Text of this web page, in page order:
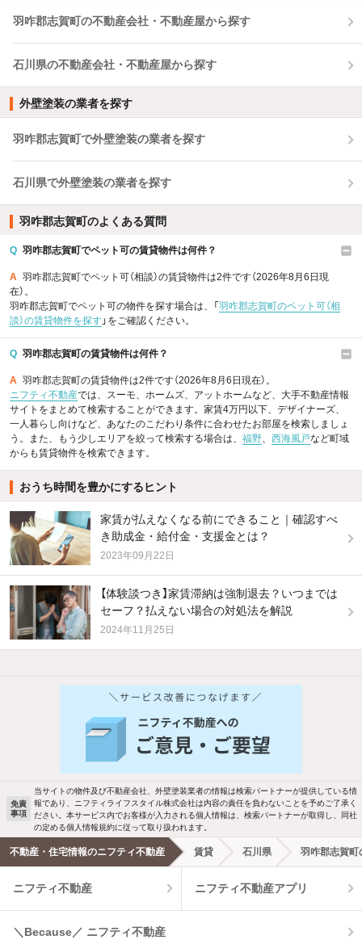
羽咋郡志賀町の不動産会社・不動産屋から探す
石川県の不動産会社・不動産屋から探す
外壁塗装の業者を探す
羽咋郡志賀町で外壁塗装の業者を探す
石川県で外壁塗装の業者を探す
羽咋郡志賀町のよくある質問
Q 羽咋郡志賀町でペット可の賃貸物件は何件？
A 羽咋郡志賀町でペット可（相談）の賃貸物件は2件です（2026年8月6日現
在）。
羽咋郡志賀町でペット可の物件を探す場合は、「 羽咋郡志賀町のペット可（相
談）の賃貸物件を探す 」をご確認ください。
Q 羽咋郡志賀町の賃貸物件は何件？
A 羽咋郡志賀町の賃貸物件は2件です（2026年8月6日現在）。
ニフティ不動産では、スーモ、ホームズ、アットホームなど、大手不動産情報
サイトをまとめて検索することができます。家賃4万円以下、デザイナーズ、
一人暮らし向けなど、あなたのこだわり条件に合わせたお部屋を検索しましょ
う。また、もう少しエリアを絞って検索する場合は、 福野、 西海風戸など町域
からも賃貸物件を検索できます。
おうち時間を豊かにするヒント
家賃が払えなくなる前にできること｜確認すべ
き助成金・給付金・支援金とは？
2023年09月22日
【体験談つき】家賃滞納は強制退去？いつまでは
セーフ？払えない場合の対処法を解説
2024年11月25日
他の人はこんな条件で絞り込んでいます！
バス・トイレ別 2階以上
駐車場あり ペット相談
洗濯機置場あり 独立洗面台
エアコンあり 都市ガス
温水洗浄便座 オートロック
コンロ2口以上
免責
事項
当サイトの物件及び不動産会社、外壁塗装業者の情報は検索パートナーが提供している情
報であり、ニフティライフスタイル株式会社は内容の責任を負わないことを予めご了承く
ださい。本サービス内でお客様が入力される個人情報は、検索パートナーが取得し、同社
の定める個人情報規約に従って取り扱われます。
不動産・住宅情報のニフティ不動産 賃貸 石川県 羽咋郡志賀町
ニフティ不動産 ニフティ不動産アプリ
＼Because／ ニフティ不動産